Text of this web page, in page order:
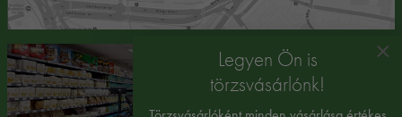
×
Legyen Ön is
törzsvásárlónk!